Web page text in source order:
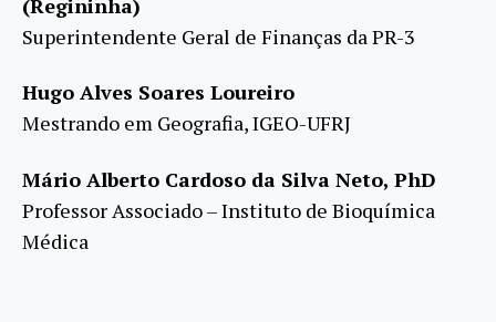
Superintendente Geral de Finanças da PR-3
Hugo Alves Soares Loureiro
Mestrando em Geografia, IGEO-UFRJ
Mário Alberto Cardoso da Silva Neto, PhD
Professor Associado – Instituto de Bioquímica
Médica